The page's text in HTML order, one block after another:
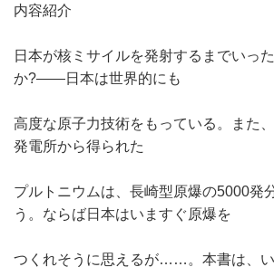
内容紹介
日本が核ミサイルを発射するまでいっ
か?――日本は世界的にも
高度な原子力技術をもっている。また
発電所から得られた
プルトニウムは、長崎型原爆の5000発
う。ならば日本はいますぐ原爆を
つくれそうに思えるが……。本書は、